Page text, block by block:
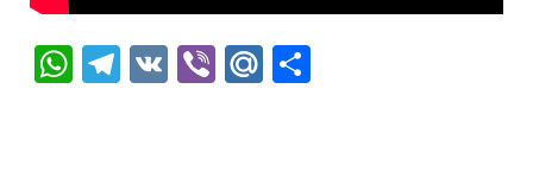
WhatsApp
Telegram
VK ViberMail.Ru